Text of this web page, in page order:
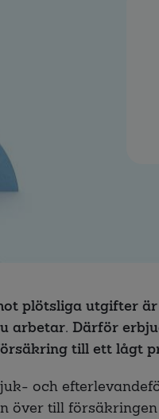
plötsliga utgifter
arbetar. Därför
till ett lågt
och
över till försäkringen